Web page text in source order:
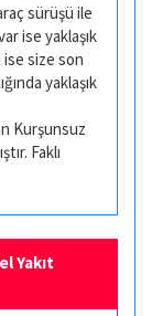
sürüşü ile
ise yaklaşık
ise size son
yaklaşık
Kurşunsuz
Faklı
Yakıt